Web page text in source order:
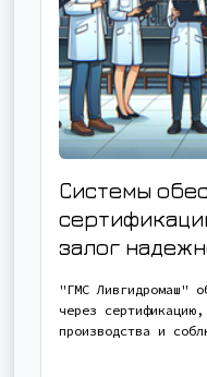
Системы
залог
"ГМС Ливгидромаш"
через
производства и